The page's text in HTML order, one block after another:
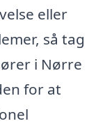
eller
så tag
i Nørre
for at